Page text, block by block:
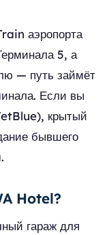
аэропорта
5, а
— путь займёт
Если вы
крытый
бывшего
Hotel?
гараж для